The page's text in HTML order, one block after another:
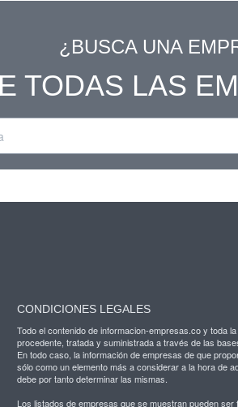
¿BUSCA UNA
TODAS LAS
CONDICIONES LEGALES
Todo el contenido de informacion-empresas.co y toda
procedente, tratada y suministrada a través de las
En todo caso, la información de empresas de que
sólo como un elemento más a considerar a la hora de
debe por tanto determinar las mismas.
Los listados de empresas que se muestran pueden